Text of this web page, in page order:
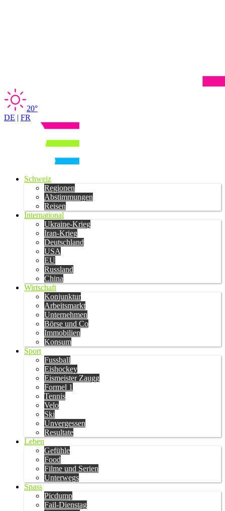
20°
DE | FR
Schweiz
Regionen
Abstimmungen
Reisen
International
Ukraine-Krieg
Iran-Krieg
Deutschland
USA
EU
Russland
China
Wirtschaft
Konjunktur
Arbeitsmarkt
Unternehmen
Börse und Co
Immobilien
Konsum
Sport
Fussball
Eishockey
Eismeister Zaugg
Formel 1
Tennis
Velo
Ski
Unvergessen
Resultate
Leben
Gefühle
Food
Filme und Serien
Unterwegs
Spass
Picdump
Fail-Dienstag